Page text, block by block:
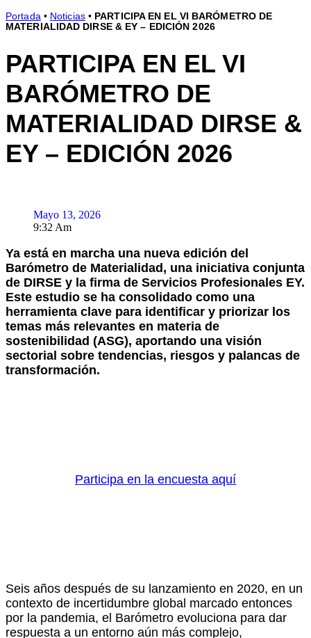
Portada• Noticias• PARTICIPA EN EL VI BARÓMETRO DE
MATERIALIDAD DIRSE & EY – EDICIÓN 2026
PARTICIPA EN EL VI
BARÓMETRO DE
MATERIALIDAD DIRSE &
EY – EDICIÓN 2026
Mayo 13, 2026
9:32 Am
Ya está en marcha una nueva edición del
Barómetro de Materialidad, una iniciativa conjunta
de DIRSE y la firma de Servicios Profesionales EY.
Este estudio se ha consolidado como una
herramienta clave para identificar y priorizar los
temas más relevantes en materia de
sostenibilidad (ASG), aportando una visión
sectorial sobre tendencias, riesgos y palancas de
transformación.
Participa en la encuesta aquí
Seis años después de su lanzamiento en 2020, en un
contexto de incertidumbre global marcado entonces
por la pandemia, el Barómetro evoluciona para dar
respuesta a un entorno aún más complejo,